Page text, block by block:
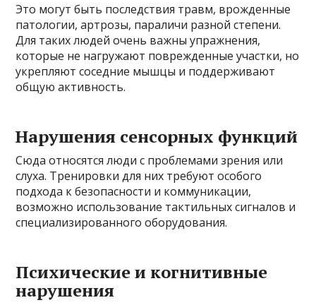
Это могут быть последствия травм, врожденные
патологии, артрозы, параличи разной степени.
Для таких людей очень важны упражнения,
которые не нагружают поврежденные участки, но
укрепляют соседние мышцы и поддерживают
общую активность.
Нарушения сенсорных функций
Сюда относятся люди с проблемами зрения или
слуха. Тренировки для них требуют особого
подхода к безопасности и коммуникации,
возможно использование тактильных сигналов и
специализированного оборудования.
Психические и когнитивные
нарушения